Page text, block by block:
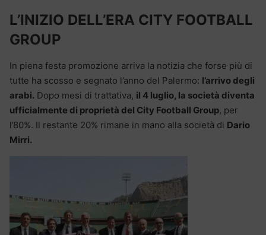
L’INIZIO DELL’ERA CITY FOOTBALL
GROUP
In piena festa promozione arriva la notizia che forse più di
tutte ha scosso e segnato l’anno del Palermo: l’arrivo degli
arabi. Dopo mesi di trattativa, il 4 luglio, la società diventa
ufficialmente di proprietà del City Football Group, per
l’80%. Il restante 20% rimane in mano alla società di Dario
Mirri.